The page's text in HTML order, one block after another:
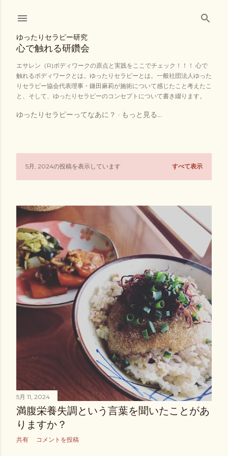
スキップしてメイン コンテンツに移動
ゆったりセラピー研究
心で触れる研鑽会
エサレン（R)ボディワークの原点と実践をここでチェック！！！ 心で
触れるボディワークとは。ゆったりセラピーとは。一般社団法人ゆった
りセラピー協会代表理事・鎌田麻莉が施術について感じたこと考えたこ
と、そして、ゆったりセラピーのコンセプトについて書き綴ります。
ゆったりセラピーってなあに？ もっと見る…
投5月, 2024の投稿を表示しています すべて表示
5月 11, 2024
満腹栄養失調という言葉を聞いたことがあ
りますか？
共有 コメントを投稿